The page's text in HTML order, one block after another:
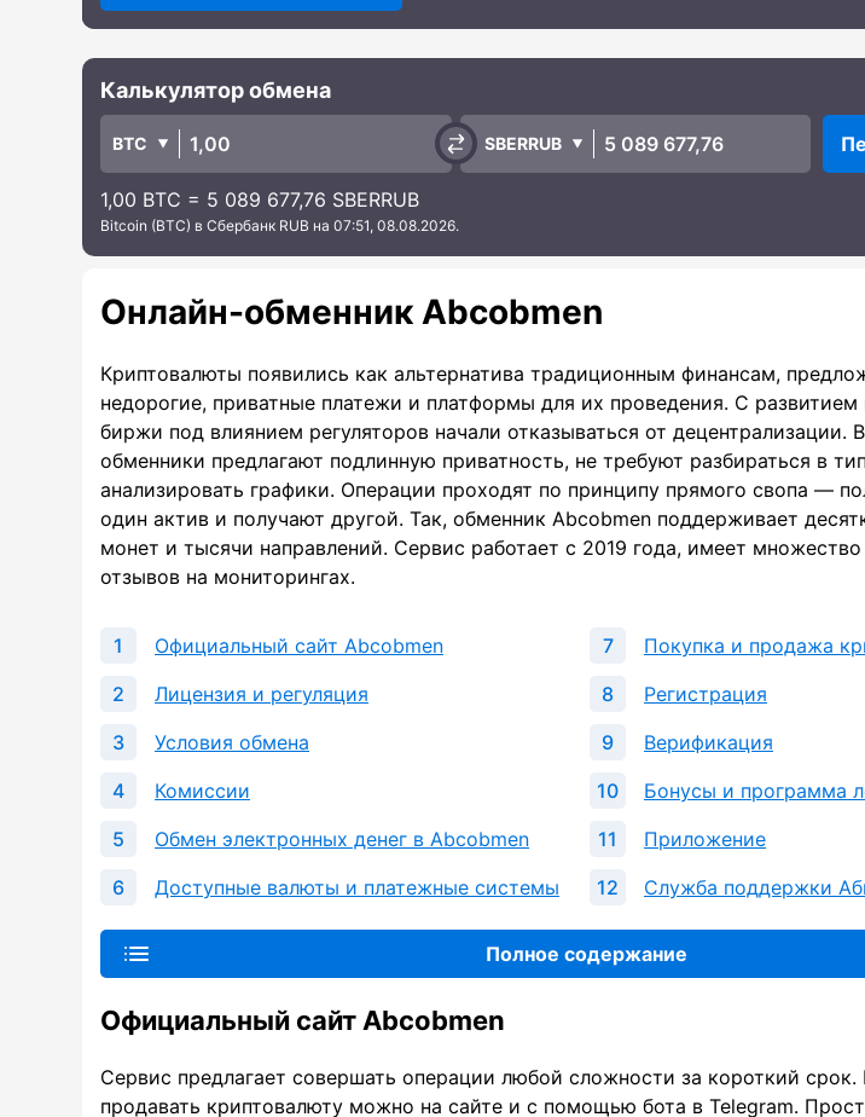
Калькулятор обмена
BTC SBERRUB
1,00 BTC = 5 089 677,76 SBERRUB
Bitcoin (BTC) в Сбербанк RUB на 07:51, 08.08.2026.
Онлайн-обменник Abcobmen
Криптовалюты появились как альтернатива традиционным финансам,
недорогие, приватные платежи и платформы для их проведения. С
биржи под влиянием регуляторов начали отказываться от децентрализации.
обменники предлагают подлинную приватность, не требуют разбираться в
анализировать графики. Операции проходят по принципу прямого свопа —
один актив и получают другой. Так, обменник Abcobmen поддерживает
монет и тысячи направлений. Сервис работает с 2019 года, имеет
отзывов на мониторингах.
Официальный сайт Abcobmen
Лицензия и регуляция
Условия обмена
Комиссии
Обмен электронных денег в Abcobmen
Доступные валюты и платежные системы
Покупка и продажа
Регистрация
Верификация
Бонусы и программа
Приложение
Служба поддержки
Полное содержание
Официальный сайт Abcobmen
Сервис предлагает совершать операции любой сложности за короткий срок.
продавать криптовалюту можно на сайте и с помощью бота в Telegram.